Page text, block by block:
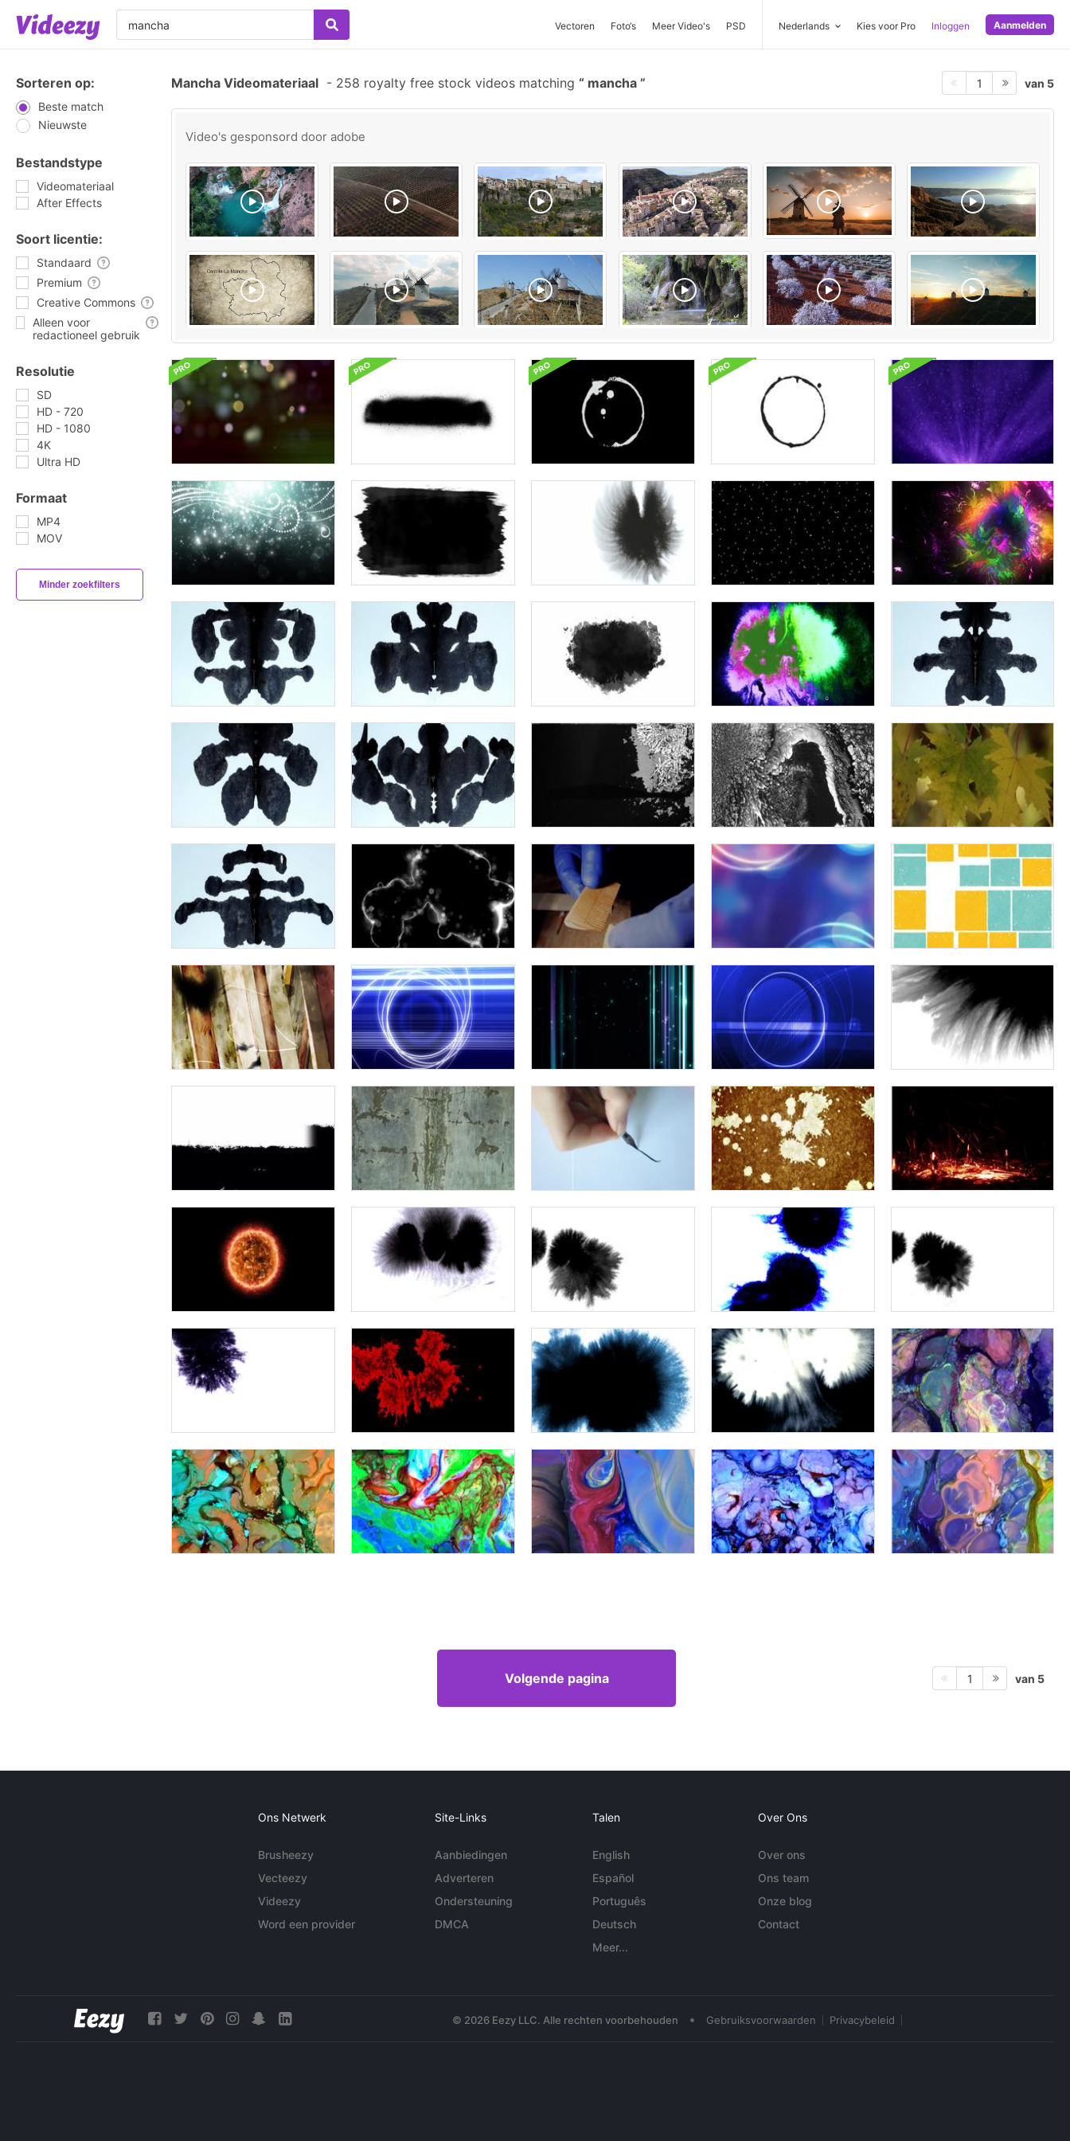
Vectoren Foto‘s Meer Video's PSD Nederlands Kies voor Pro Inloggen Aanmelden
Sorteren op:
Beste match
Nieuwste
Bestandstype
Videomateriaal
After Effects
Soort licentie:
Standaard
Premium
Creative Commons
Alleen voor
redactioneel gebruik
Resolutie
SD
HD - 720
HD - 1080
4K
Ultra HD
Formaat
MP4
MOV
Minder zoekfilters
Mancha Videomateriaal - 258 royalty free stock videos matching mancha 1 van 5
Video's gesponsord door adobe
Volgende pagina 1 van 5
Ons Netwerk
Brusheezy
Vecteezy
Videezy
Word een provider
Site-Links
Aanbiedingen
Adverteren
Ondersteuning
DMCA
Talen
English
Español
Português
Deutsch
Meer...
Over Ons
Over ons
Ons team
Onze blog
Contact
© 2026 Eezy LLC. Alle rechten voorbehouden • Gebruiksvoorwaarden Privacybeleid